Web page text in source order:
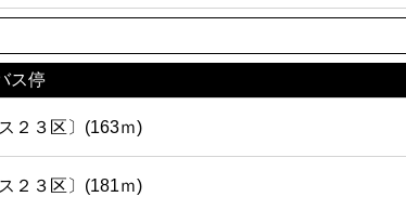
ス停
２３区〕(163ｍ)
２３区〕(181ｍ)